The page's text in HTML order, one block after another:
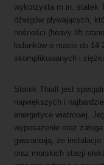
wykorzysta m.in. statek
dźwigów pływających,
nośności (heavy lift
ładunków o masie do
skomplikowanych i
Statek Thialf jest
największych i
energetyce wiatrowej.
wyposażenie oraz
gwarantują, że
oraz morskich stacji